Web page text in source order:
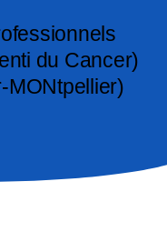
du Cancer)
MONtpellier)